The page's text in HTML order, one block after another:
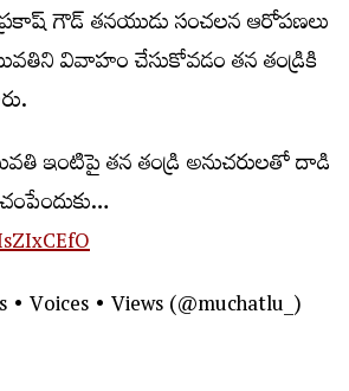
గౌడ్ తనయుడు సంచలన ఆరోపణలు
వివాహం చేసుకోవడం తన తండ్రికి
ఇంటిపై తన తండ్రి అనుచరులతో దాడి
• Voices • Views (@muchatlu_)